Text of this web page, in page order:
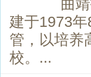
曲
建于1973
管，以培养
校。...